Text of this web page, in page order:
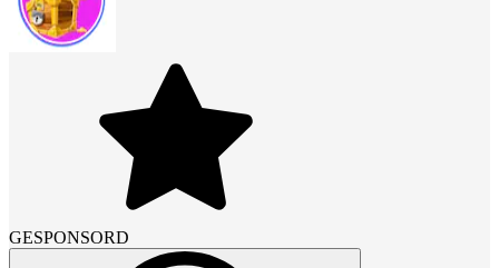
GESPONSORD